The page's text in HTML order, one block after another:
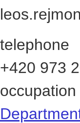
telephone
+420 973
occupation